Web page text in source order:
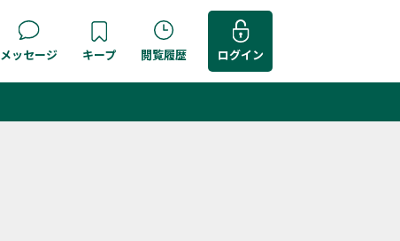
メッセージ キープ 閲覧履歴 ログイン